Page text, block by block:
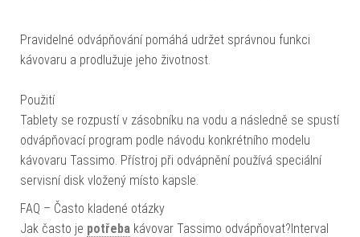
Pravidelné odvápňování pomáhá udržet správnou funkci
kávovaru a prodlužuje jeho životnost.
Použití
Tablety se rozpustí v zásobníku na vodu a následně se spustí
odvápňovací program podle návodu konkrétního modelu
kávovaru Tassimo. Přístroj při odvápnění používá speciální
servisní disk vložený místo kapsle.
FAQ – Často kladené otázky
Jak často je potřeba kávovar Tassimo odvápňovat?Interval